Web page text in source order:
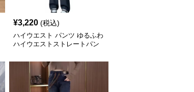
¥3,220 (税込)
ハイウエスト パンツ ゆるふわ
ハイウエストストレートパン